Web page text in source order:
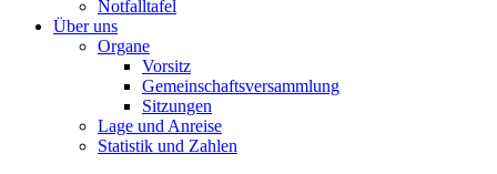
Notfalltafel
Über uns
Organe
Vorsitz
Gemeinschaftsversammlung
Sitzungen
Lage und Anreise
Statistik und Zahlen